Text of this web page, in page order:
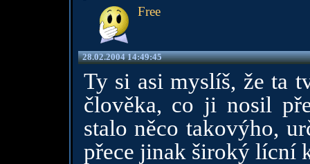
Free
28.02.2004 14:49:45
Ty si asi myslíš, že ta
člověka, co ji nosil
stalo něco takovýho,
přece jinak široký lícní